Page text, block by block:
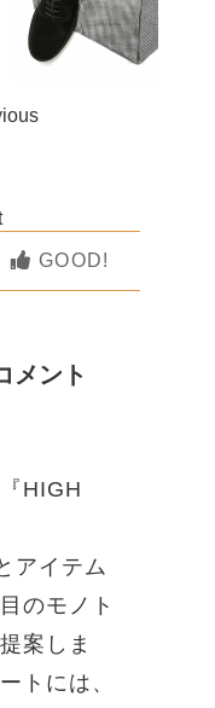
GOOD!
メント
HIGH
アイテム
のモノト
案しま
トには、